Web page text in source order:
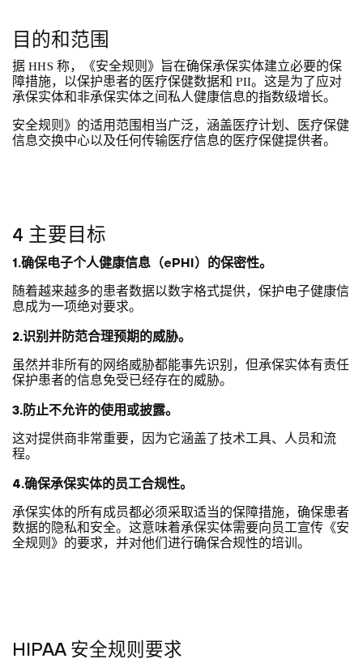
目的和范围
据 HHS 称，《安全规则》旨在确保承保实体建立必要的保
障措施，以保护患者的医疗保健数据和 PII。这是为了应对
承保实体和非承保实体之间私人健康信息的指数级增长。
安全规则》的适用范围相当广泛，涵盖医疗计划、医疗保健
信息交换中心以及任何传输医疗信息的医疗保健提供者。
4 主要目标
1.确保电子个人健康信息（ePHI）的保密性。
随着越来越多的患者数据以数字格式提供，保护电子健康信
息成为一项绝对要求。
2.识别并防范合理预期的威胁。
虽然并非所有的网络威胁都能事先识别，但承保实体有责任
保护患者的信息免受已经存在的威胁。
3.防止不允许的使用或披露。
这对提供商非常重要，因为它涵盖了技术工具、人员和流
程。
4.确保承保实体的员工合规性。
承保实体的所有成员都必须采取适当的保障措施，确保患者
数据的隐私和安全。这意味着承保实体需要向员工宣传《安
全规则》的要求，并对他们进行确保合规性的培训。
HIPAA 安全规则要求